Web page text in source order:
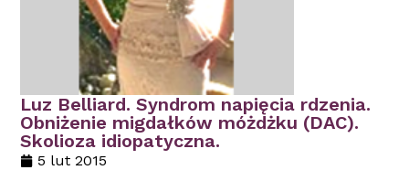
Luz Belliard. Syndrom napięcia rdzenia.
Obniżenie migdałków móżdżku (DAC).
Skolioza idiopatyczna.
5 lut 2015